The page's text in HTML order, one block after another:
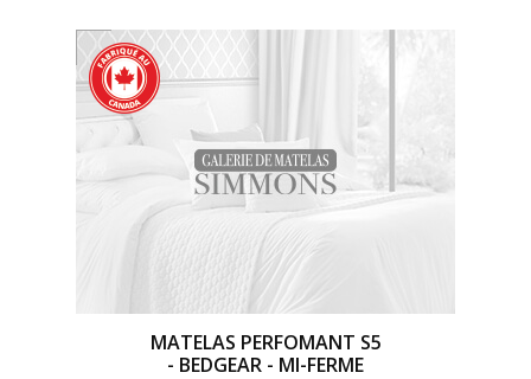
MATELAS PERFOMANT S5
- BEDGEAR - MI-FERME